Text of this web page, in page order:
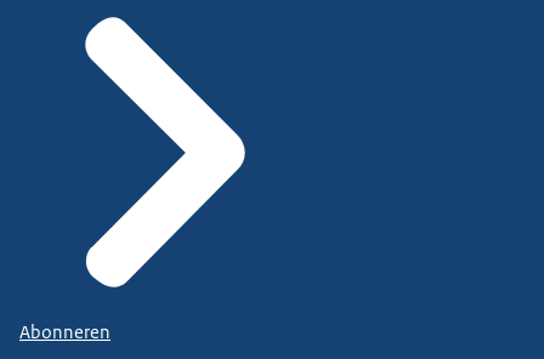
Abonneren